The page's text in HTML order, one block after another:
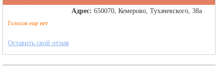
Голосов еще нет
Адрес: 650070, Кемерово, Тухачевского, 38а
Оставить свой отзыв